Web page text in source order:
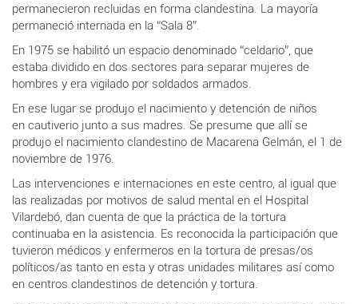
permanecieron recluidas en forma clandestina. La mayoría
permaneció internada en la “Sala 8”.
En 1975 se habilitó un espacio denominado “celdario”, que
estaba dividido en dos sectores para separar mujeres de
hombres y era vigilado por soldados armados.
En ese lugar se produjo el nacimiento y detención de niños
en cautiverio junto a sus madres. Se presume que allí se
produjo el nacimiento clandestino de Macarena Gelmán, el 1 de
noviembre de 1976.
Las intervenciones e internaciones en este centro, al igual que
las realizadas por motivos de salud mental en el Hospital
Vilardebó, dan cuenta de que la práctica de la tortura
continuaba en la asistencia. Es reconocida la participación que
tuvieron médicos y enfermeros en la tortura de presas/os
políticos/as tanto en esta y otras unidades militares así como
en centros clandestinos de detención y tortura.